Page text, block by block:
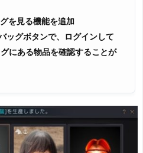
を見る機能を追加
ッグボタンで、ログインして
にある物品を確認することが